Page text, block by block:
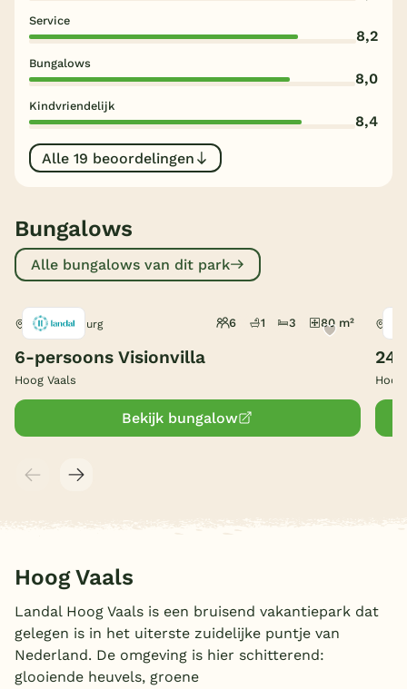
België
Blog
Onze e-boeken
Service
8,2
Bungalows
8,0
Kindvriendelijk
8,4
Alle 19 beoordelingen
Bungalows
Alle bungalows van dit park
Vaals, Limburg 6 1 3 80 m²
6-persoons Visionvilla
Hoog Vaals
Bekijk bungalow
Hoog
Hoog Vaals
Landal Hoog Vaals is een bruisend vakantiepark dat
gelegen is in het uiterste zuidelijke puntje van
Nederland. De omgeving is hier schitterend:
glooiende heuvels, groene